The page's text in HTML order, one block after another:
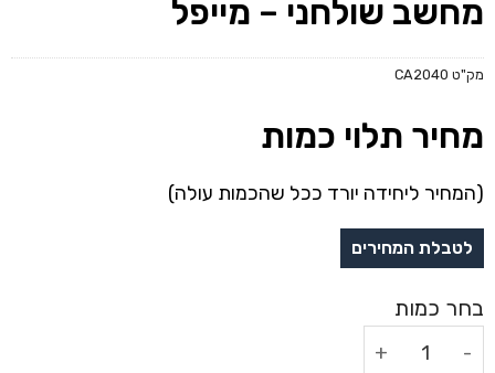
מחשב שולחני – מייפל
מק"ט CA2040
מחיר תלוי כמות
(המחיר ליחידה יורד ככל שהכמות עולה)